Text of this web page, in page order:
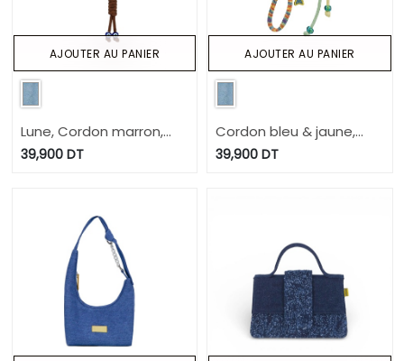
Lune, Cordon marron,
Anneau passant
39,900DT
AJOUTER AU PANIER
Cordon bleu & jaune,
Bande multicouleur, 2
39,900 DT
AJOUTER AU PANIER